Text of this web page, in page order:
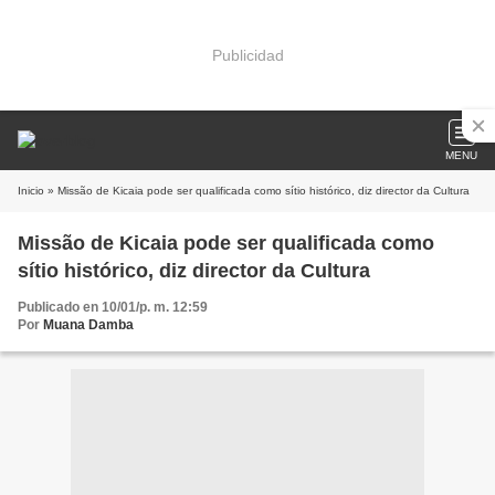
Publicidad
MENU
Inicio » Missão de Kicaia pode ser qualificada como sítio histórico, diz director da Cultura
Missão de Kicaia pode ser qualificada como
sítio histórico, diz director da Cultura
Publicado en 10/01/p. m. 12:59
Por Muana Damba